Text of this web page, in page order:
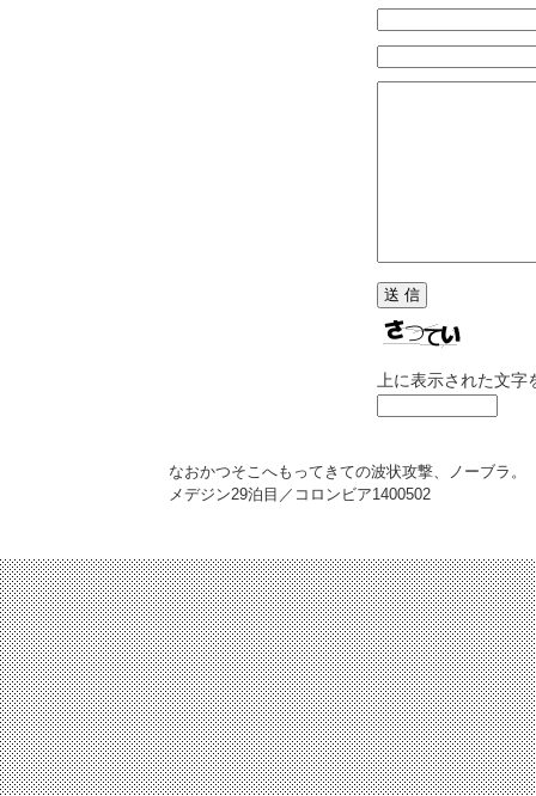
上に表示された文
なおかつそこへもってきての波状攻撃、ノーブラ。
メデジン29泊目／コロンビア1400502